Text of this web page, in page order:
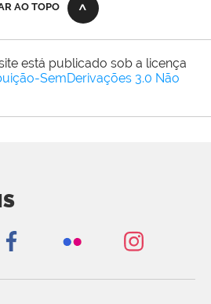
AO TOPO
está publicado sob a licença
SemDerivações 3.0 Não